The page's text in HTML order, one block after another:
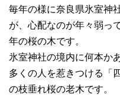
毎年の様に奈良県氷室神
が、心配なのが年々弱っ
年の桜の木です。
氷室神社の境内に何本か
多くの人を惹きつける「
の枝垂れ桜の老木です。